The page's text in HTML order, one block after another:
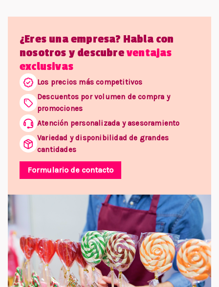
¿Eres una empresa? Habla con
nosotros y descubreventajas
exclusivas
Los precios más competitivos
Descuentos por volumen de compra y
promociones
Atención personalizada y asesoramiento
Variedad y disponibilidad de grandes
cantidades
Formulario de contacto